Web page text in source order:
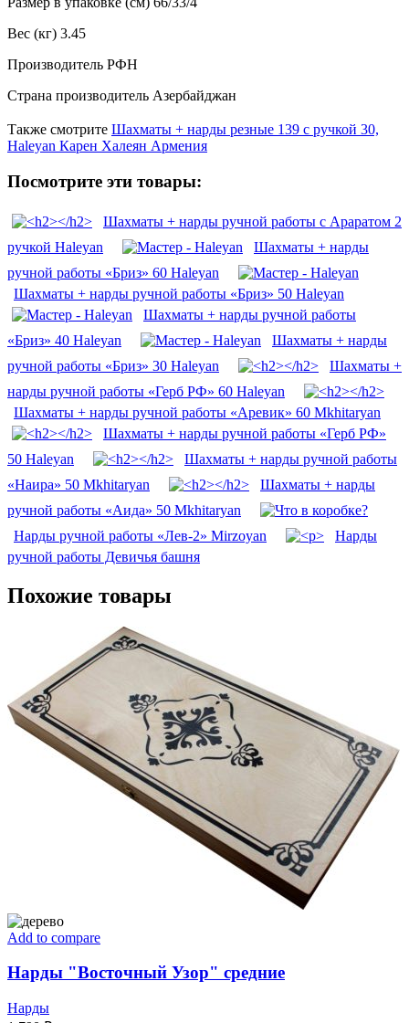
Вес (кг) 3.45
Производитель РФН
Страна производитель Азербайджан
Также смотрите Шахматы + нарды резные 139 с ручкой 30,
Haleyan Карен Халеян Армения
Посмотрите эти товары:
Шахматы + нарды ручной работы с Араратом 2
ручкой Haleyan
Шахматы + нарды
ручной работы «Бриз» 60 Haleyan
Шахматы + нарды ручной работы «Бриз» 50 Haleyan
Шахматы + нарды ручной работы
«Бриз» 40 Haleyan
Шахматы + нарды
ручной работы «Бриз» 30 Haleyan
Шахматы +
нарды ручной работы «Герб РФ» 60 Haleyan
Шахматы + нарды ручной работы «Аревик» 60 Mkhitaryan
Шахматы + нарды ручной работы «Герб РФ»
50 Haleyan
Шахматы + нарды ручной работы
«Наира» 50 Mkhitaryan
Шахматы + нарды
ручной работы «Аида» 50 Mkhitaryan
Нарды ручной работы «Лев-2» Mirzoyan
Нарды
ручной работы Девичья башня
Похожие товары
Add to compare
Нарды "Восточный Узор" средние
Нарды